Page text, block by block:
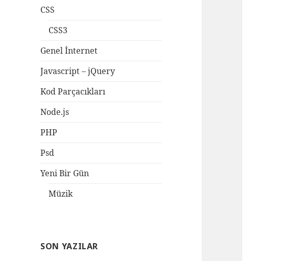
CSS
CSS3
Genel İnternet
Javascript – jQuery
Kod Parçacıkları
Node.js
PHP
Psd
Yeni Bir Gün
Müzik
SON YAZILAR